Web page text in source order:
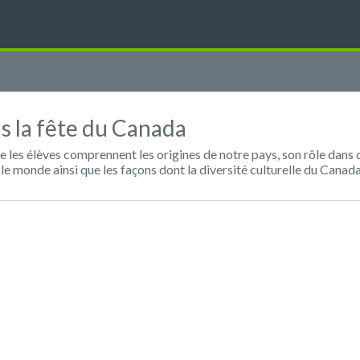
la fête du Canada
les élèves comprennent les origines de notre pays, son rôle dans
monde ainsi que les façons dont la diversité culturelle du